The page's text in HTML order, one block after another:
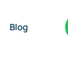
Blog